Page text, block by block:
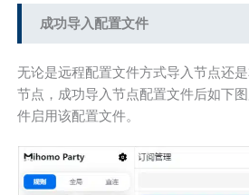
成功导入配置文件
无论是远程配置文件方式导入节点还
节点，成功导入节点配置文件后如下
件启用该配置文件。